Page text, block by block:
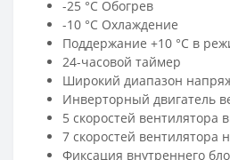
-25 °C Обогрев
-10 °C Охлаждение
Поддержание +10 °С в
24-часовой таймер
Широкий диапазон
Инверторный двигатель
5 скоростей вентилятора
7 скоростей вентилятора
Фиксация внутреннего